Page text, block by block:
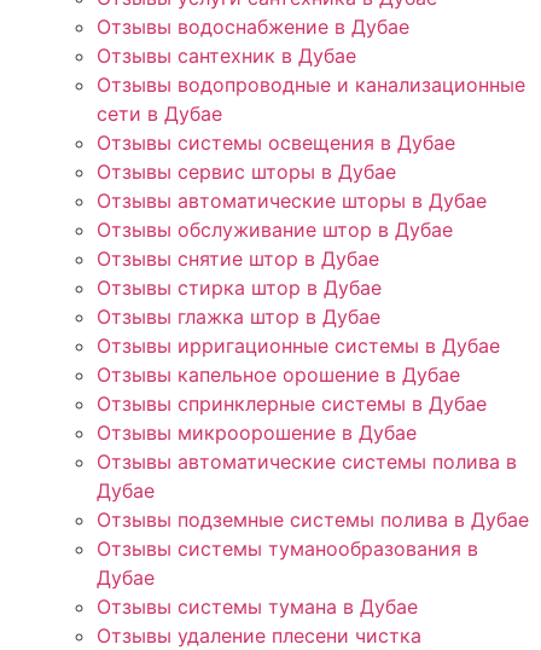
Отзывы водоснабжение в Дубае
Отзывы сантехник в Дубае
Отзывы водопроводные и канализационные
сети в Дубае
Отзывы системы освещения в Дубае
Отзывы сервис шторы в Дубае
Отзывы автоматические шторы в Дубае
Отзывы обслуживание штор в Дубае
Отзывы снятие штор в Дубае
Отзывы стирка штор в Дубае
Отзывы глажка штор в Дубае
Отзывы ирригационные системы в Дубае
Отзывы капельное орошение в Дубае
Отзывы спринклерные системы в Дубае
Отзывы микроорошение в Дубае
Отзывы автоматические системы полива в
Дубае
Отзывы подземные системы полива в Дубае
Отзывы системы туманообразования в
Дубае
Отзывы системы тумана в Дубае
Отзывы удаление плесени чистка